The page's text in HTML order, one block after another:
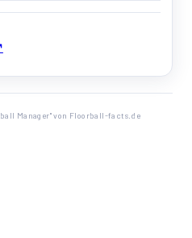
Manager" von Floorball-facts.de